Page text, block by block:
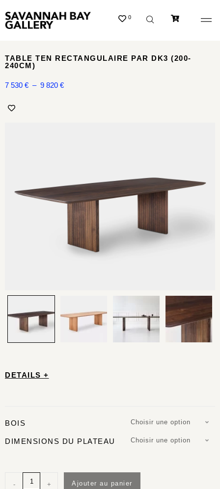
0
DETAILS +
BOIS Choisir une option
DIMENSIONS DU PLATEAU Choisir une option
- + Ajouter au panier
TABLE TEN RECTANGULAIRE PAR DK3 (200-
240CM)
7 530 € – 9 820 €